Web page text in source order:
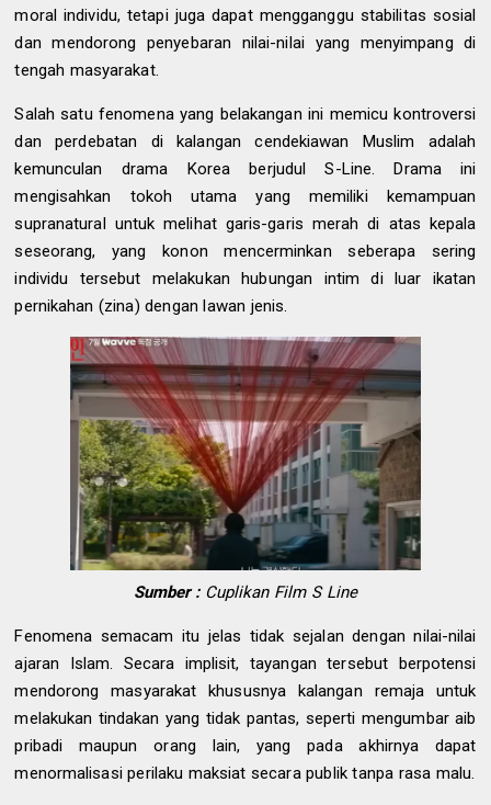
moral individu, tetapi juga dapat mengganggu stabilitas sosial
dan mendorong penyebaran nilai-nilai yang menyimpang di
tengah masyarakat.
Salah satu fenomena yang belakangan ini memicu kontroversi
dan perdebatan di kalangan cendekiawan Muslim adalah
kemunculan drama Korea berjudul S-Line. Drama ini
mengisahkan tokoh utama yang memiliki kemampuan
supranatural untuk melihat garis-garis merah di atas kepala
seseorang, yang konon mencerminkan seberapa sering
individu tersebut melakukan hubungan intim di luar ikatan
pernikahan (zina) dengan lawan jenis.
Sumber : Cuplikan Film S Line
Fenomena semacam itu jelas tidak sejalan dengan nilai-nilai
ajaran Islam. Secara implisit, tayangan tersebut berpotensi
mendorong masyarakat khususnya kalangan remaja untuk
melakukan tindakan yang tidak pantas, seperti mengumbar aib
pribadi maupun orang lain, yang pada akhirnya dapat
menormalisasi perilaku maksiat secara publik tanpa rasa malu.